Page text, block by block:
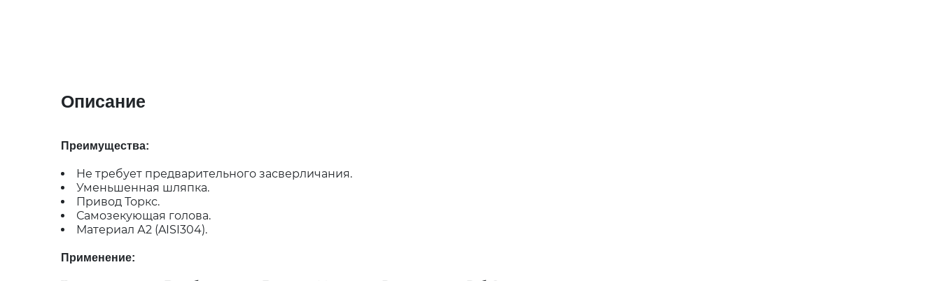
Описание
Преимущества:
Не требует предварительного засверличания.
Уменьшенная шляпка.
Привод Торкс.
Самозекующая голова.
Материал А2 (AISI304).
Применение: